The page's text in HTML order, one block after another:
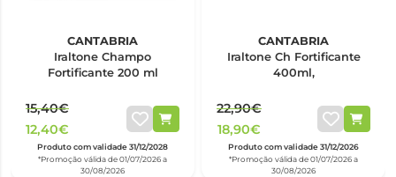
*Promoção válida de 01/07/2026 a
30/08/2026
CANTABRIA
Iraltone Champo
Fortificante 200 ml
15,40€
12,40€
Produto com validade 31/12/2028
*Promoção válida de 01/07/2026 a
30/08/2026
CANTABRIA
Iraltone Ch Fortificante
400ml,
22,90€
18,90€
Produto com validade 31/12/2026